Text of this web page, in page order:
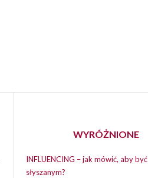
WYRÓŻNIONE
INFLUENCING – jak mówić, aby być
słyszanym?